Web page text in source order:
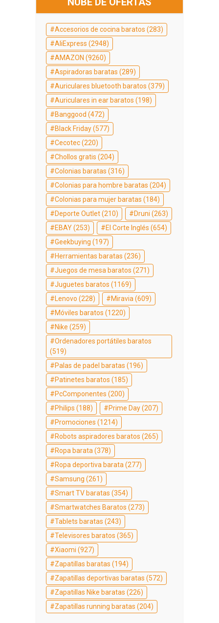
Accesorios de cocina baratos (283)
AliExpress (2948)
AMAZON (9260)
Aspiradoras baratas (289)
Auriculares bluetooth baratos (379)
Auriculares in ear baratos (198)
Banggood (472)
Black Friday(577)
Cecotec(220)
Chollos gratis (204)
Colonias baratas (316)
Colonias para hombre baratas (204)
Colonias para mujer baratas (184)
Deporte Outlet(210) Druni (263)
EBAY(253) El Corte Inglés (654)
Geekbuying (197)
Herramientas baratas (236)
Juegos de mesa baratos (271)
Juguetes baratos (1169)
Lenovo (228) Miravia (609)
Móviles baratos (1220)
Nike (259)
Ordenadores portátiles baratos
(519)
Palas de padel baratas (196)
Patinetes baratos (185)
PcComponentes (200)
Philips (188) Prime Day(207)
Promociones (1214)
Robots aspiradores baratos (265)
Ropa barata (378)
Ropa deportiva barata (277)
Samsung (261)
Smart TV baratas (354)
Smartwatches Baratos (273)
Tablets baratas (243)
Televisores baratos (365)
Xiaomi (927)
Zapatillas baratas (194)
Zapatillas deportivas baratas (572)
Zapatillas Nike baratas (226)
Zapatillas running baratas (204)